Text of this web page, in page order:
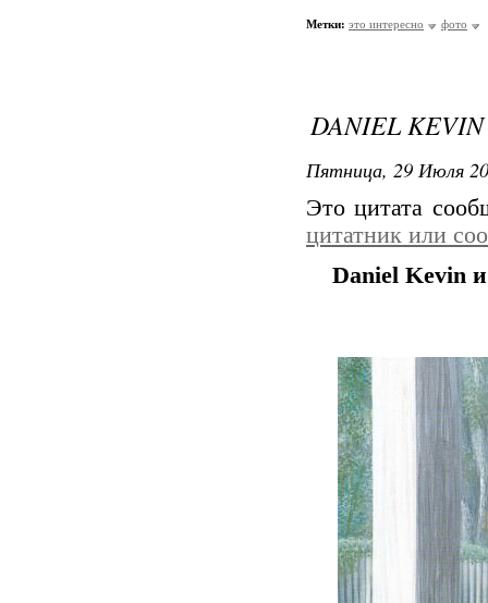
Метки: это интересно фото
DANIEL
Пятница, 29 Июля
Это цитата
цитатник или
Daniel Kevin